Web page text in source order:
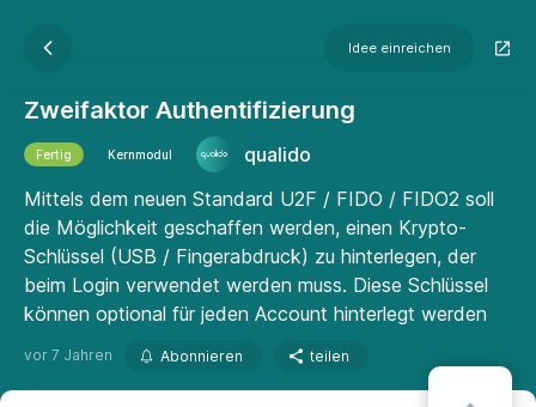
Idee einreichen
Zweifaktor Authentifizierung
Fertig Kernmodul
qualido
Mittels dem neuen Standard U2F / FIDO / FIDO2 soll
die Möglichkeit geschaffen werden, einen Krypto-
Schlüssel (USB / Fingerabdruck) zu hinterlegen, der
beim Login verwendet werden muss. Diese Schlüssel
können optional für jeden Account hinterlegt werden
vor 7 Jahren Abonnieren teilen